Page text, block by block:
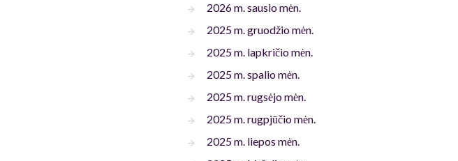
2026 m. sausio mėn.
2025 m. gruodžio mėn.
2025 m. lapkričio mėn.
2025 m. spalio mėn.
2025 m. rugsėjo mėn.
2025 m. rugpjūčio mėn.
2025 m. liepos mėn.